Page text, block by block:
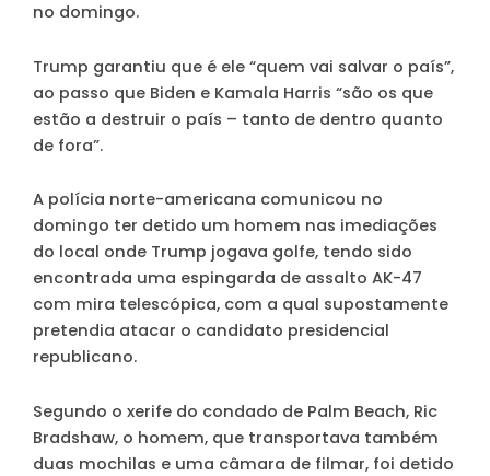
no domingo.
Trump garantiu que é ele “quem vai salvar o país”,
ao passo que Biden e Kamala Harris “são os que
estão a destruir o país – tanto de dentro quanto
de fora”.
A polícia norte-americana comunicou no
domingo ter detido um homem nas imediações
do local onde Trump jogava golfe, tendo sido
encontrada uma espingarda de assalto AK-47
com mira telescópica, com a qual supostamente
pretendia atacar o candidato presidencial
republicano.
Segundo o xerife do condado de Palm Beach, Ric
Bradshaw, o homem, que transportava também
duas mochilas e uma câmara de filmar, foi detido